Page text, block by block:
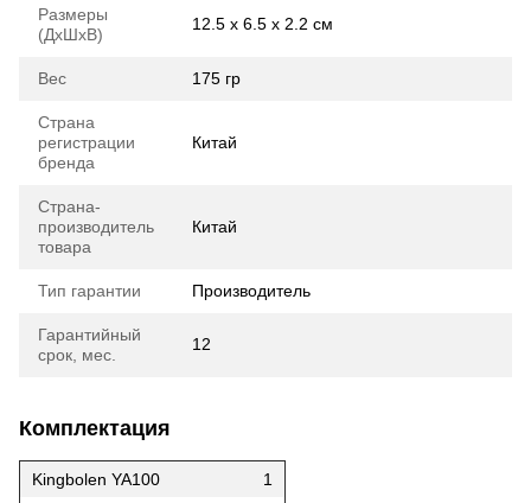
Размеры
(ДхШхВ)
12.5 х 6.5 х 2.2 см
Вес 175 гр
Страна
регистрации
бренда
Китай
Страна-
производитель
товара
Китай
Тип гарантии Производитель
Гарантийный
срок, мес.
12
Комплектация
Kingbolen YA100
1